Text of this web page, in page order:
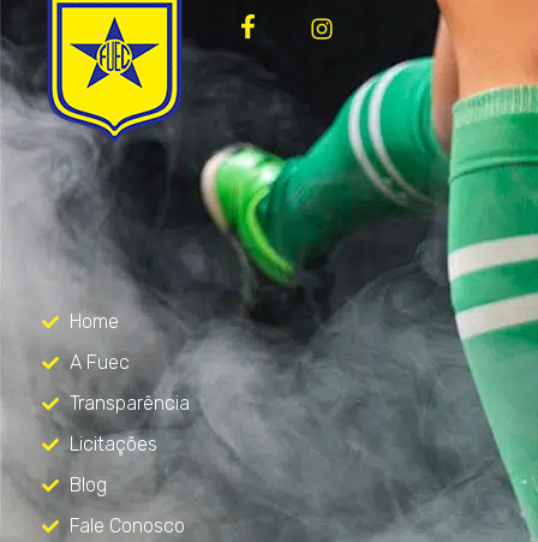
FUEC
Só mais um site WordPress
Menu
Home
A Fuec
Transparência
Licitações
Blog
Fale Conosco